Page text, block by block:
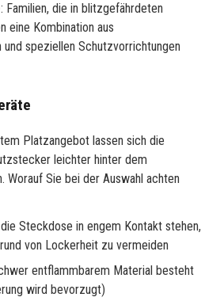
: Familien, die in blitzgefährdeten
eine Kombination aus
speziellen Schutzvorrichtungen
Platzangebot lassen sich die
leichter hinter dem
Worauf Sie bei der Auswahl achten
Steckdose in engem Kontakt stehen,
von Lockerheit zu vermeiden
entflammbarem Material besteht
wird bevorzugt)